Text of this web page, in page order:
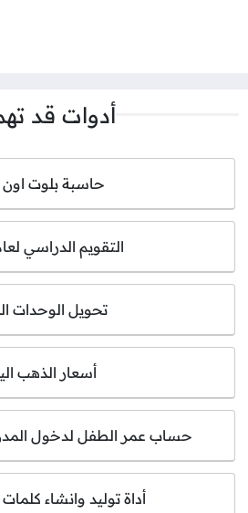
أدوات قد
حاسبة بلوت اون
التقويم الدراسي لعام
تحويل الوحدات
أسعار الذهب
حساب عمر الطفل لدخول المدرسة 1447
أداة توليد وانشاء